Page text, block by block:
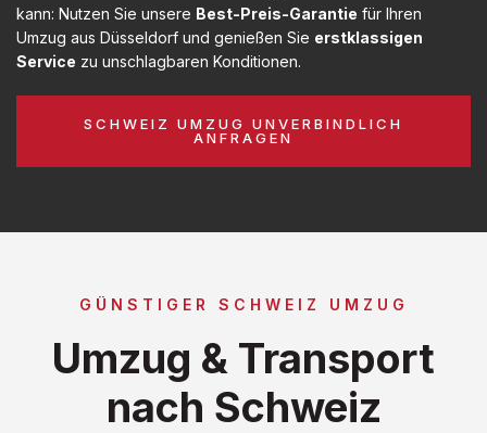
kann: Nutzen Sie unsere Best-Preis-Garantie für Ihren
Umzug aus Düsseldorf und genießen Sie erstklassigen
Service zu unschlagbaren Konditionen.
SCHWEIZ UMZUG UNVERBINDLICH
ANFRAGEN
GÜNSTIGER SCHWEIZ UMZUG
Umzug & Transport
nach Schweiz